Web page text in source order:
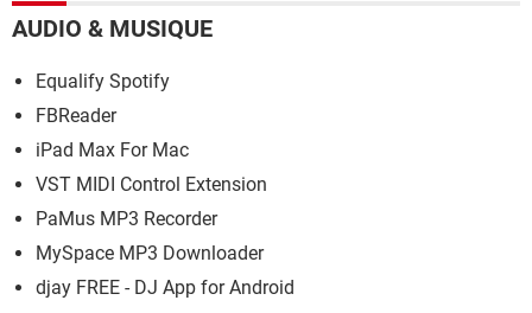
AUDIO & MUSIQUE
Equalify Spotify
FBReader
iPad Max For Mac
VST MIDI Control Extension
PaMus MP3 Recorder
MySpace MP3 Downloader
djay FREE - DJ App for Android